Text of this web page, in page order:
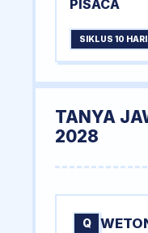
PISACA
SIKLUS 10 HARI
TANYA
2028
Q